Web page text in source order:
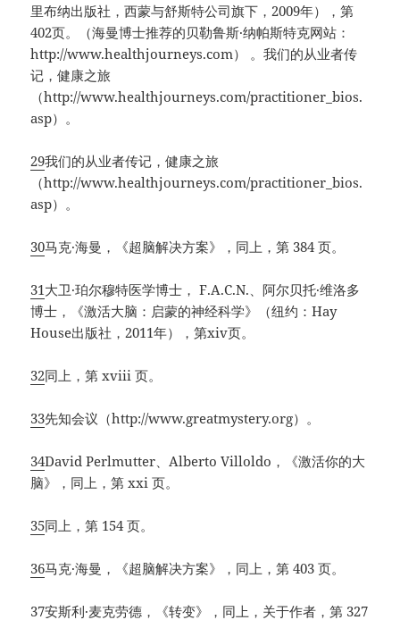
里布纳出版社，西蒙与舒斯特公司旗下，2009年），第
402页。（海曼博士推荐的贝勒鲁斯·纳帕斯特克网站：
http://www.healthjourneys.com） 。我们的从业者传
记，健康之旅
（http://www.healthjourneys.com/practitioner_bios.
asp）。
29我们的从业者传记，健康之旅
（http://www.healthjourneys.com/practitioner_bios.
asp）。
30马克·海曼，《超脑解决方案》，同上，第 384 页。
31大卫·珀尔穆特医学博士， F.A.C.N.、阿尔贝托·维洛多
博士，《激活大脑：启蒙的神经科学》（纽约：Hay
House出版社，2011年），第xiv页。
32同上，第 xviii 页。
33先知会议（http://www.greatmystery.org）。
34David Perlmutter、Alberto Villoldo，《激活你的大
脑》，同上，第 xxi 页。
35同上，第 154 页。
36马克·海曼，《超脑解决方案》，同上，第 403 页。
37安斯利·麦克劳德，《转变》，同上，关于作者，第 327